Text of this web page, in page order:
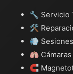
🔧 Servicio
🛠️
💨
🫁
🧲